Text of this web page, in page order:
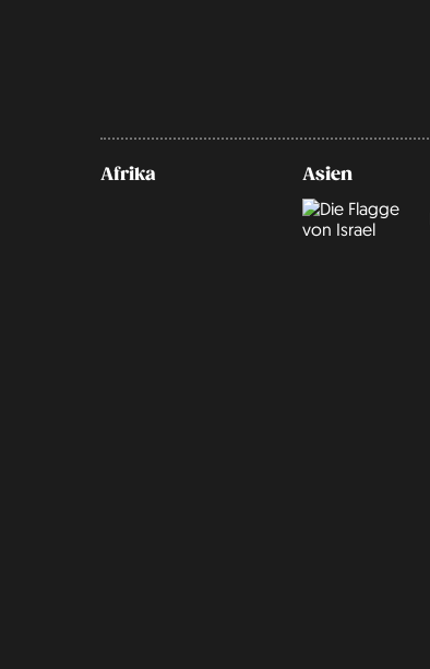
Afrika Asien